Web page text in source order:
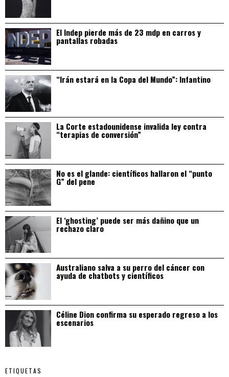
El Indep pierde más de 23 mdp en carros y
pantallas robadas
“Irán estará en la Copa del Mundo”: Infantino
La Corte estadounidense invalida ley contra
“terapias de conversión”
No es el glande: científicos hallaron el “punto
G” del pene
El ‘ghosting’ puede ser más dañino que un
rechazo claro
Australiano salva a su perro del cáncer con
ayuda de chatbots y científicos
Céline Dion confirma su esperado regreso a los
escenarios
ETIQUETAS